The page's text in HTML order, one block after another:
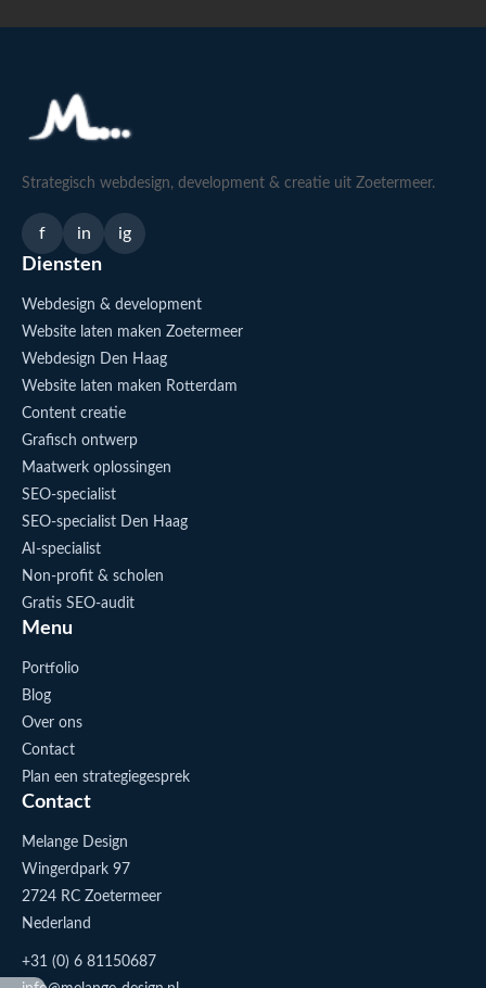
Strategisch webdesign, development & creatie uit Zoetermeer.
f in ig
Diensten
Webdesign & development
Website laten maken Zoetermeer
Webdesign Den Haag
Website laten maken Rotterdam
Content creatie
Grafisch ontwerp
Maatwerk oplossingen
SEO-specialist
SEO-specialist Den Haag
AI-specialist
Non-profit & scholen
Gratis SEO-audit
Menu
Portfolio
Blog
Over ons
Contact
Plan een strategiegesprek
Contact
Melange Design
Wingerdpark 97
2724 RC Zoetermeer
Nederland
+31 (0) 6 81150687